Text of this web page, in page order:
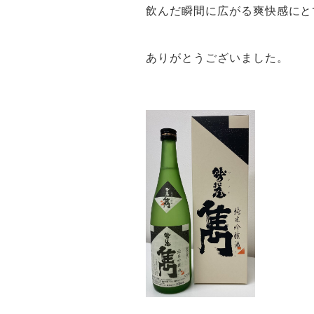
飲んだ瞬間に広がる爽快感に
ありがとうございました。